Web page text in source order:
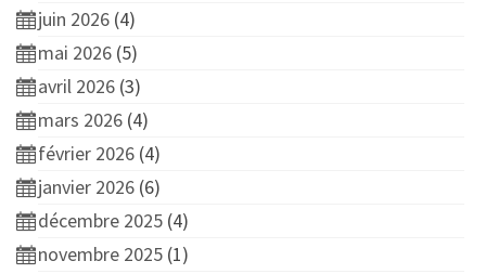
juin 2026 (4)
mai 2026 (5)
avril 2026 (3)
mars 2026 (4)
février 2026 (4)
janvier 2026 (6)
décembre 2025 (4)
novembre 2025 (1)